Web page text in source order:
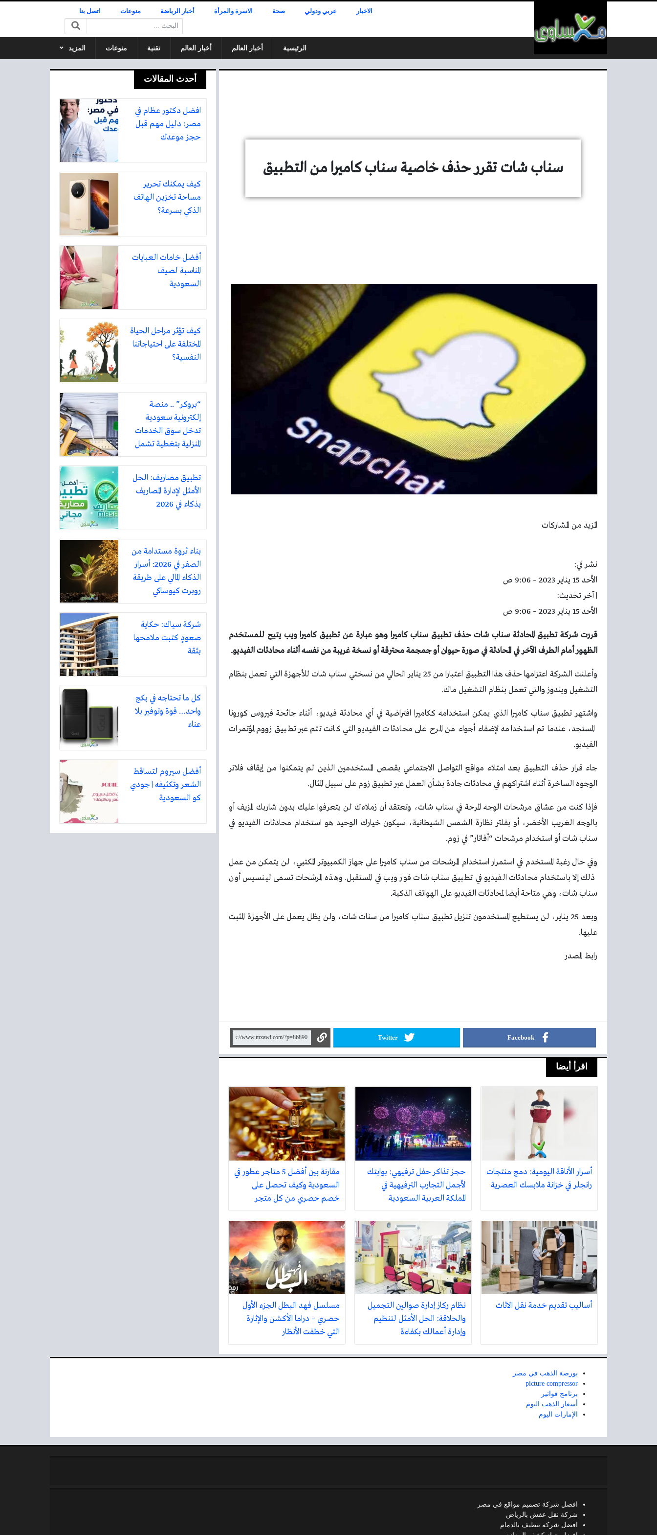
الاخبار عربي ودولي صحة الاسرة والمرأة أخبار الرياضة منوعات اتصل بنا
البحث:
الرئيسية أخبار العالم أخبار العالم تقنية منوعات المزيد
سناب شات تقرر حذف خاصية سناب كاميرا من التطبيق
المزيد من المشاركات
نشر في:
الأحد 15 يناير 2023 – 9:06 ص
| آخر تحديث:
الأحد 15 يناير 2023 – 9:06 ص
قررت شركة تطبيق المحادثة سناب شات حذف تطبيق سناب كاميرا وهو عبارة عن تطبيق كاميرا ويب يتيح للمستخدم
الظهور أمام الطرف الآخر في المحادثة في صورة حيوان أو جمجمة محترقة أو نسخة غريبة من نفسه أثناء محادثات الفيديو.
وأعلنت الشركة اعتزامها حذف هذا التطبيق اعتبارا من 25 يناير الحالي من نسختي سناب شات للأجهزة التي تعمل بنظام
التشغيل ويندوز والتي تعمل بنظام التشغيل ماك.
واشتهر تطبيق سناب كاميرا الذي يمكن استخدامه ككاميرا افتراضية في أي محادثة فيديو، أثناء جائحة فيروس كورونا
المستجد، عندما تم استخدامه لإضفاء أجواء من المرح على محادثات الفيديو التي كانت تتم عبر تطبيق زووم لمؤتمرات
الفيديو.
جاء قرار حذف التطبيق بعد امتلاء مواقع التواصل الاجتماعي بقصص المستخدمين الذين لم يتمكنوا من إيقاف فلاتر
الوجوه الساخرة أثناء اشتراكهم في محادثات جادة بشأن العمل عبر تطبيق زوم على سبيل المثال.
فإذا كنت من عشاق مرشحات الوجه المرحة في سناب شات، وتعتقد أن زملاءك لن يتعرفوا عليك بدون شاربك المزيف أو
بالوجه الغريب الأخضر، أو بفلتر نظارة الشمس الشيطانية، سيكون خيارك الوحيد هو استخدام محادثات الفيديو في
سناب شات أو استخدام مرشحات “أفاتار” في زوم.
وفي حال رغبة المستخدم في استمرار استخدام المرشحات من سناب كاميرا على جهاز الكمبيوتر المكتبي، لن يتمكن من عمل
ذلك إلا باستخدام محادثات الفيديو في تطبيق سناب شات فور ويب في المستقبل. وهذه المرشحات تسمى لينسيس أون
سناب شات، وهي متاحة أيضا لمحادثات الفيديو على الهواتف الذكية.
وبعد 25 يناير، لن يستطيع المستخدمون تنزيل تطبيق سناب كاميرا من سنات شات، ولن يظل يعمل على الأجهزة المثبت
عليها.
رابط المصدر
Facebook
Twitter
اقرأ أيضا
أسرار الأناقة اليومية: دمج منتجات
رانجلر في خزانة ملابسك العصرية
حجز تذاكر حفل ترفيهي: بوابتك
لأجمل التجارب الترفيهية في
المملكة العربية السعودية
مقارنة بين أفضل 5 متاجر عطور في
السعودية وكيف تحصل على
خصم حصري من كل متجر
أساليب تقديم خدمة نقل الاثاث
نظام ركاز إدارة صوالين التجميل
والحلاقة: الحل الأمثل لتنظيم
وإدارة أعمالك بكفاءة
مسلسل فهد البطل الجزء الأول
حصري – دراما الأكشن والإثارة
التي خطفت الأنظار
أحدث المقالات
افضل دكتور عظام في
مصر: دليل مهم قبل
حجز موعدك
كيف يمكنك تحرير
مساحة تخزين الهاتف
الذكي بسرعة؟
أفضل خامات العبايات
المناسبة لصيف
السعودية
كيف تؤثر مراحل الحياة
المختلفة على احتياجاتنا
النفسية؟
“بروكر” .. منصة
إلكترونية سعودية
تدخل سوق الخدمات
المنزلية بتغطية تشمل
أكثر من ثلاثين مدينة
تطبيق مصاريف: الحل
الأمثل لإدارة المصاريف
بذكاء في 2026
بناء ثروة مستدامة من
الصفر في 2026: أسرار
الذكاء المالي على طريقة
روبرت كيوساكي
شركة سياك: حكاية
صعودٍ كتبت ملامحها
بثقة
كل ما تحتاجه في بكج
واحد… قوة وتوفير بلا
عناء
أفضل سيروم لتساقط
الشعر وتكثيفه | جودي
كو السعودية
بورصة الذهب في مصر
picture compressor
برنامج فواتير
أسعار الذهب اليوم
الإمارات اليوم
افضل شركة تصميم مواقع في مصر
شركة نقل عفش بالرياض
افضل شركة تنظيف بالدمام